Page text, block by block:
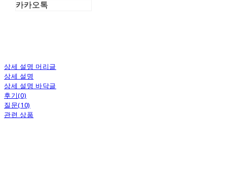
카카오톡
상세 설명 머리글
상세 설명
상세 설명 바닥글
후기(0)
질문(10)
관련 상품